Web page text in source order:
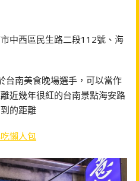
中西區民生路二段112號、海
台南美食晚場選手，可以當作
近幾年很紅的台南景點海安路
的距離
懶人包